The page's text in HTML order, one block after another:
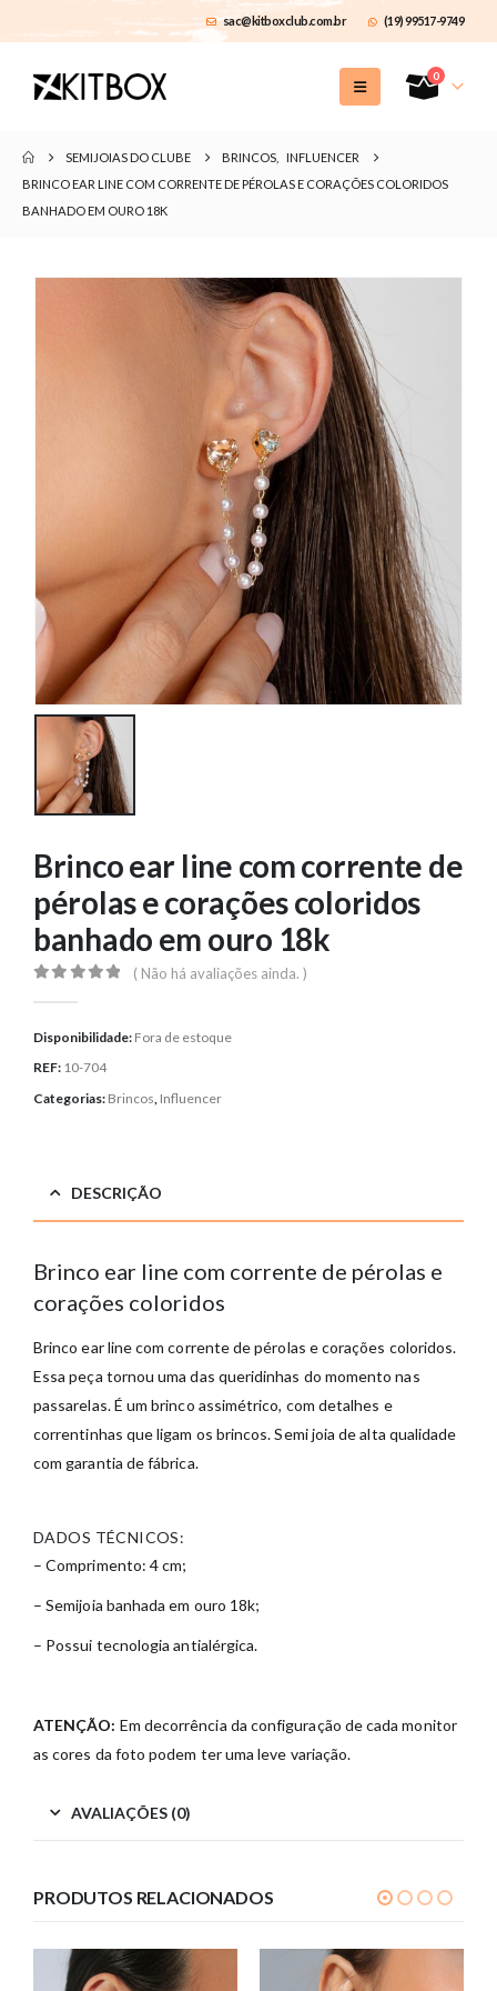
sac@kitboxclub.com.br (19) 99517-9749
0
SEMIJOIAS DO CLUBE BRINCOS
INFLUENCER
BRINCO EAR LINE COM CORRENTE DE PÉROLAS E CORAÇÕES COLORIDOS
BANHADO EM OURO 18K
Brinco ear line com corrente de
pérolas e corações coloridos
banhado em ouro 18k
( Não há avaliações ainda. )
Disponibilidade: Fora de estoque
REF: 10-704
Categorias: Brincos, Influencer
DESCRIÇÃO
Brinco ear line com corrente de pérolas e
corações coloridos
Brinco ear line com corrente de pérolas e corações coloridos.
Essa peça tornou uma das queridinhas do momento nas
passarelas. É um brinco assimétrico, com detalhes e
correntinhas que ligam os brincos. Semi joia de alta qualidade
com garantia de fábrica.
DADOS TÉCNICOS:
– Comprimento: 4 cm;
– Semijoia banhada em ouro 18k;
– Possui tecnologia antialérgica.
ATENÇÃO: Em decorrência da configuração de cada monitor
as cores da foto podem ter uma leve variação.
AVALIAÇÕES (0)
PRODUTOS RELACIONADOS